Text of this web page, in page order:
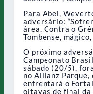
Para Abel,
adversário:
área. Contra o
Tombense,
O próximo
Campeonato
sábado (20/5),
no Allianz Parque,
enfrentará o
oitavas de final da